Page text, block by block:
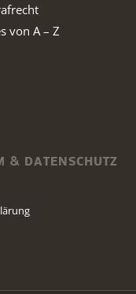
von A – Z
& DATENSCHUTZ